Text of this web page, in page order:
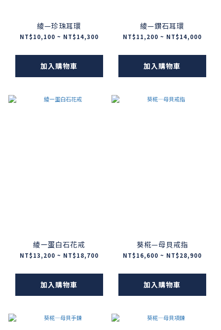
綾—珍珠耳環
NT$10,100 ~ NT$14,300
加入購物車
綾—鑽石耳環
NT$11,200 ~ NT$14,000
加入購物車
綾ー蛋白石花戒
NT$13,200 ~ NT$18,700
加入購物車
葵椛—母貝戒指
NT$16,600 ~ NT$28,900
加入購物車